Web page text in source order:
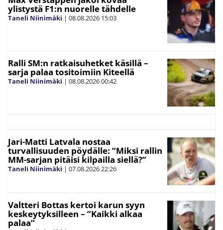
ylistystä F1:n nuorelle tähdelle
Taneli Niinimäki | 08.08.2026 15:03
Ralli SM:n ratkaisuhetket käsillä –
sarja palaa tositoimiin Kiteellä
Taneli Niinimäki | 08.08.202600:42
Jari-Matti Latvala nostaa
turvallisuuden pöydälle: ”Miksi rallin
MM-sarjan pitäisi kilpailla siellä?”
Taneli Niinimäki | 07.08.202622:26
Valtteri Bottas kertoi karun syyn
keskeytyksilleen – ”Kaikki alkaa
palaa”